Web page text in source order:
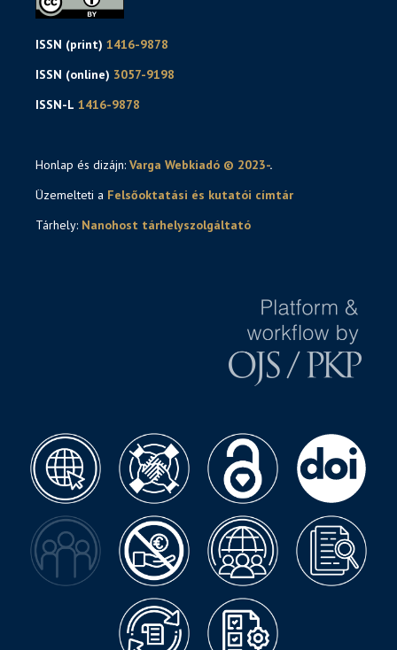
ISSN (print) 1416-9878
ISSN (online) 3057-9198
ISSN-L 1416-9878
Honlap és dizájn: Varga Webkiadó © 2023-.
Üzemelteti a Felsőoktatási és kutatói címtár
Tárhely: Nanohost tárhelyszolgáltató